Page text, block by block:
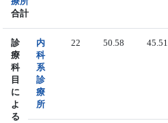
合計
診
療
科
目
に
よ
る
内
科
系
診
療
所
22 50.58 45.51